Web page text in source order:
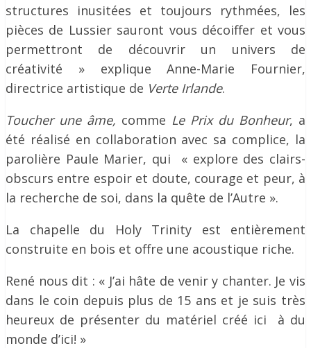
structures inusitées et toujours rythmées, les
pièces de Lussier sauront vous décoiffer et vous
permettront de découvrir un univers de
créativité » explique Anne-Marie Fournier,
directrice artistique de Verte Irlande.
Toucher une âme, comme Le Prix du Bonheur, a
été réalisé en collaboration avec sa complice, la
parolière Paule Marier, qui « explore des clairs-
obscurs entre espoir et doute, courage et peur, à
la recherche de soi, dans la quête de l’Autre ».
La chapelle du Holy Trinity est entièrement
construite en bois et offre une acoustique riche.
René nous dit : « J’ai hâte de venir y chanter. Je vis
dans le coin depuis plus de 15 ans et je suis très
heureux de présenter du matériel créé ici à du
monde d’ici! »